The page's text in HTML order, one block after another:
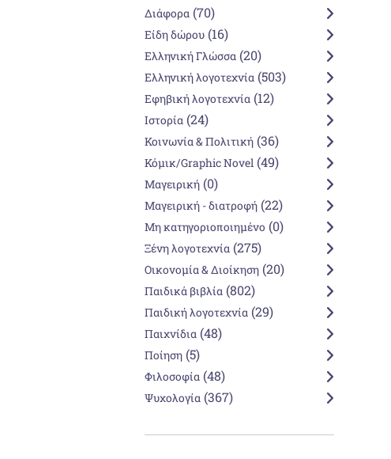
Διάφορα (70)
Είδη δώρου (16)
Ελληνική Γλώσσα (20)
Ελληνική λογοτεχνία (503)
Εφηβική λογοτεχνία (12)
Ιστορία (24)
Κοινωνία & Πολιτική (36)
Κόμικ/Graphic Novel (49)
Μαγειρική (0)
Μαγειρική - διατροφή (22)
Μη κατηγοριοποιημένο (0)
Ξένη λογοτεχνία (275)
Οικονομία & Διοίκηση (20)
Παιδικά βιβλία (802)
Παιδική λογοτεχνία (29)
Παιχνίδια (48)
Ποίηση (5)
Φιλοσοφία (48)
Ψυχολογία (367)